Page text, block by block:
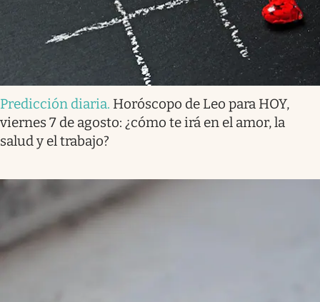
Predicción diaria. Horóscopo de Leo para HOY,
viernes 7 de agosto: ¿cómo te irá en el amor, la
salud y el trabajo?